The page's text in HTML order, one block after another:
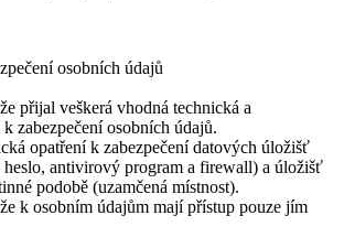
osobních údajů
přijal veškerá vhodná technická a
zabezpečení osobních údajů.
opatření k zabezpečení datových úložišť
heslo, antivirový program a firewall) a úložišť
podobě (uzamčená místnost).
k osobním údajům mají přístup pouze jím